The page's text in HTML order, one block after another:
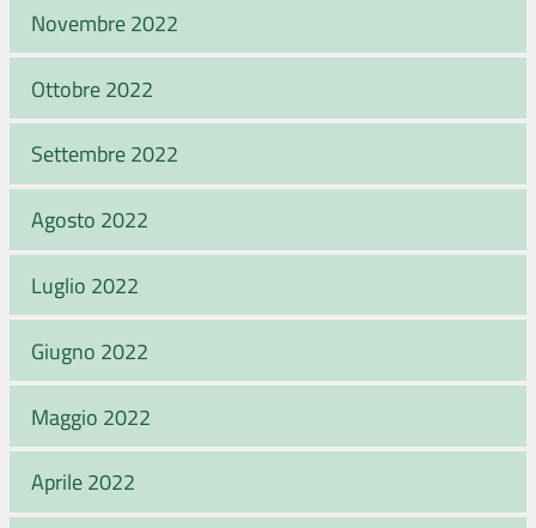
Novembre 2022
Ottobre 2022
Settembre 2022
Agosto 2022
Luglio 2022
Giugno 2022
Maggio 2022
Aprile 2022